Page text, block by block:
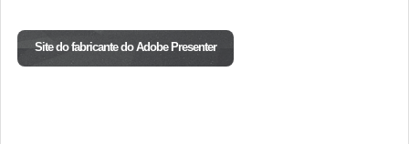
Site do fabricante do Adobe Presenter